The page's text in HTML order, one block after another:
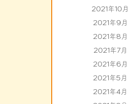
2021年10月
2021年9月
2021年8月
2021年7月
2021年6月
2021年5月
2021年4月